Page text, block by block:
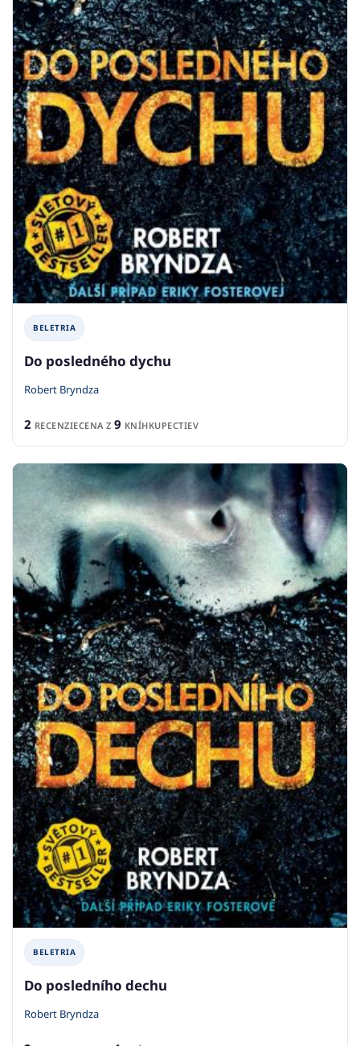
BELETRIA
Do posledného dychu
Robert Bryndza
2 RECENZIECENA Z 9 KNÍHKUPECTIEV
BELETRIA
Do posledního dechu
Robert Bryndza